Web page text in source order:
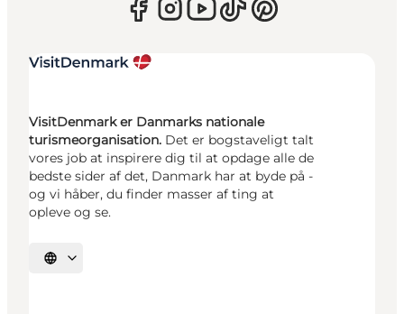
VisitDenmark er Danmarks nationale
turismeorganisation. Det er bogstaveligt talt
vores job at inspirere dig til at opdage alle de
bedste sider af det, Danmark har at byde på -
og vi håber, du finder masser af ting at
opleve og se.
Vælg sprog